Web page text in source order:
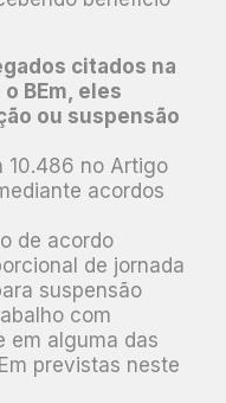
citados na
BEm, eles
ou suspensão
10.486 no Artigo
acordos
de acordo
de jornada
suspensão
com
em alguma das
previstas neste